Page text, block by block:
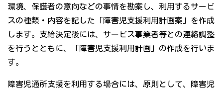
環境、保護者の意向などの事情を勘案し、利用するサービ
スの種類・内容を記した「障害児支援利用計画案」を作成
します。支給決定後には、サービス事業者等との連絡調整
を行うとともに、「障害児支援利用計画」の作成を行いま
す。
障害児通所支援を利用する場合には、原則として、障害児